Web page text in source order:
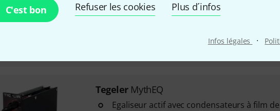
C'est bon Refuser les cookies Plus d´infos
Infos légales ·
Appareil stéréo
EQ et compresseur commutables dans
Tegeler MythEQ
Egaliseur actif avec condensateurs à film